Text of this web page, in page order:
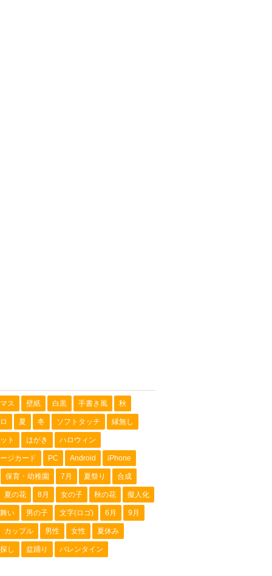
ス 壁紙 白黒 手書き風 秋
夏 冬 ソフトタッチ 縁無し
ト はがき ハロウィン
ジカード PC Android iPhone
保育・幼稚園 7月 夏祭り 合成
夏の花 8月 女の子 秋の花 擬人化
い 男の子 文字(ロゴ) 6月 9月
カップル 男性 女性 夏休み
し 盆踊り バレンタイン